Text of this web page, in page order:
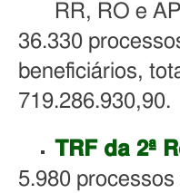
RR, RO e
36.330
beneficiários,
719.286.930,90.
TRF da 2ª
5.980 processos